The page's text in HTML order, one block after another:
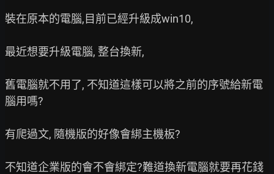
裝在原本的電腦,目前已經升級成win10,
最近想要升級電腦, 整台換新,
舊電腦就不用了, 不知道這樣可以將之前的序號給新電
腦用嗎?
有爬過文, 隨機版的好像會綁主機板?
不知道企業版的會不會綁定?難道換新電腦就要再花錢